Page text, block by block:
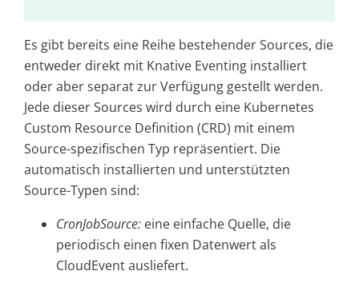
Es gibt bereits eine Reihe bestehender Sources, die
entweder direkt mit Knative Eventing installiert
oder aber separat zur Verfügung gestellt werden.
Jede dieser Sources wird durch eine Kubernetes
Custom Resource Definition (CRD) mit einem
Source-spezifischen Typ repräsentiert. Die
automatisch installierten und unterstützten
Source-Typen sind:
CronJobSource: eine einfache Quelle, die
periodisch einen fixen Datenwert als
CloudEvent ausliefert.